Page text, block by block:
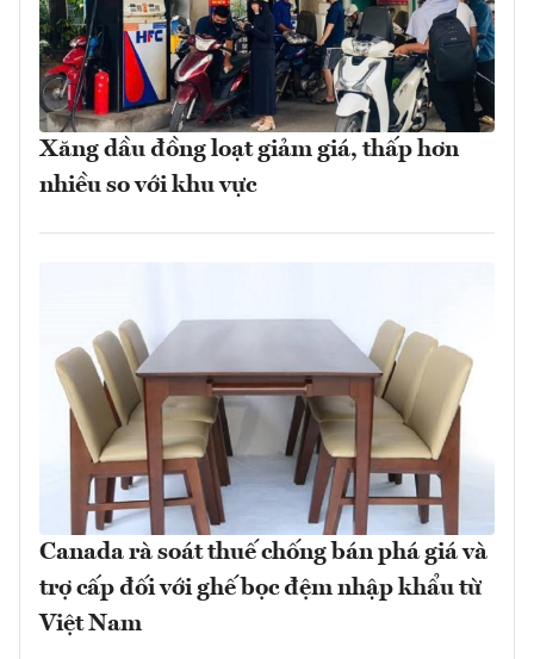
Xăng dầu đồng loạt giảm giá, thấp hơn
nhiều so với khu vực
Canada rà soát thuế chống bán phá giá và
trợ cấp đối với ghế bọc đệm nhập khẩu từ
Việt Nam